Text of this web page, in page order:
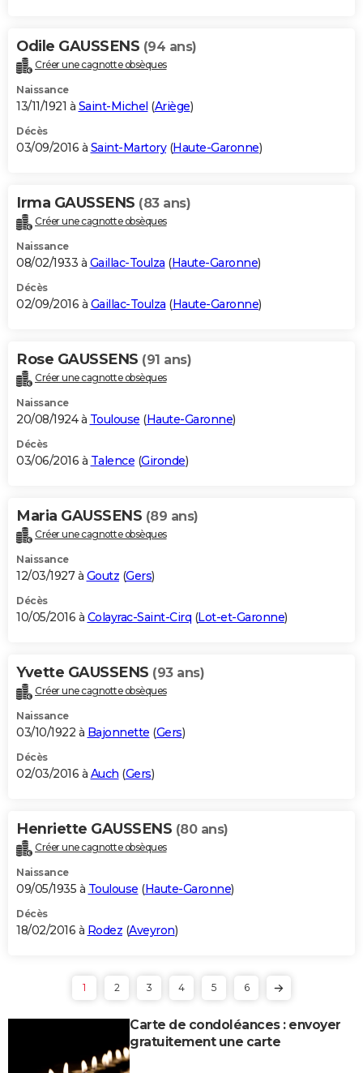
Odile GAUSSENS (94 ans)
Créer une cagnotte obsèques
Naissance
13/11/1921 à Saint-Michel (Ariège)
Décès
03/09/2016 à Saint-Martory(Haute-Garonne)
Irma GAUSSENS (83 ans)
Créer une cagnotte obsèques
Naissance
08/02/1933 à Gaillac-Toulza (Haute-Garonne)
Décès
02/09/2016 à Gaillac-Toulza (Haute-Garonne)
Rose GAUSSENS (91 ans)
Créer une cagnotte obsèques
Naissance
20/08/1924 à Toulouse (Haute-Garonne)
Décès
03/06/2016 à Talence (Gironde)
Maria GAUSSENS (89 ans)
Créer une cagnotte obsèques
Naissance
12/03/1927 à Goutz (Gers)
Décès
10/05/2016 à Colayrac-Saint-Cirq (Lot-et-Garonne)
Yvette GAUSSENS (93 ans)
Créer une cagnotte obsèques
Naissance
03/10/1922 à Bajonnette (Gers)
Décès
02/03/2016 à Auch (Gers)
Henriette GAUSSENS (80 ans)
Créer une cagnotte obsèques
Naissance
09/05/1935 à Toulouse (Haute-Garonne)
Décès
18/02/2016 à Rodez (Aveyron)
1 2 3 4 5 6
Carte de condoléances : envoyer
gratuitement une carte